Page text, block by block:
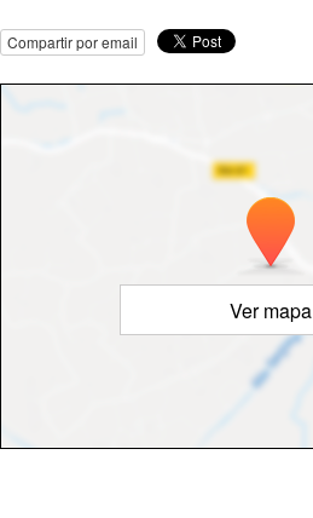
Compartir por email
Ver mapa